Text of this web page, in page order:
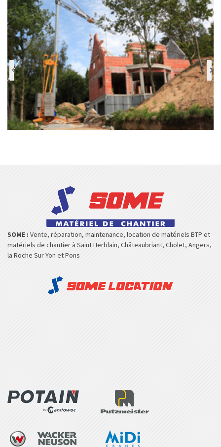
SOME : Vente, réparation, maintenance, location de matériels BTP et
matériels de chantier à Saint Herblain, Châteaubriant, Cholet, Angers,
la Roche Sur Yon et Pons